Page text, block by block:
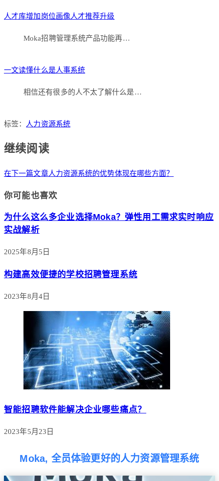
人才库增加岗位画像人才推荐升级
Moka招聘管理系统产品功能再…
一文读懂什么是人事系统
相信还有很多的人不太了解什么是…
标签： 人力资源系统
继续阅读
在下一篇文章人力资源系统的优势体现在哪些方面？
你可能也喜欢
为什么这么多企业选择Moka？弹性用工需求实时响应
实战解析
2025年8月5日
构建高效便捷的学校招聘管理系统
2023年8月4日
智能招聘软件能解决企业哪些痛点？
2023年5月23日
Moka, 全员体验更好的人力资源管理系统